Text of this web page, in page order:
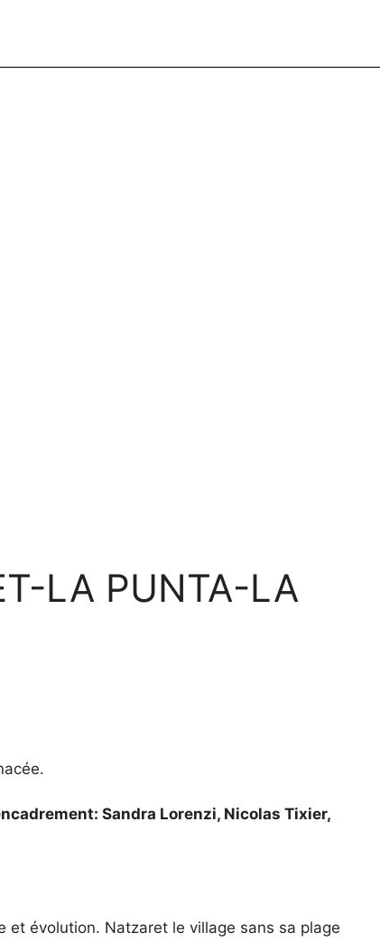
LA PUNTA-LA
Sandra Lorenzi, Nicolas Tixier,
et évolution. Natzaret le village sans sa plage